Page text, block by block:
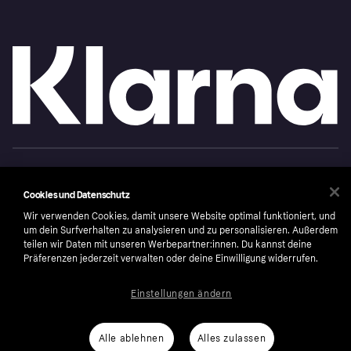
NutzungsbedingungenCookiesKlarna.com
Cookies und Datenschutz
Wir verwenden Cookies, damit unsere Website optimal funktioniert, und
um dein Surfverhalten zu analysieren und zu personalisieren. Außerdem
teilen wir Daten mit unseren Werbepartner:innen. Du kannst deine
Präferenzen jederzeit verwalten oder deine Einwilligung widerrufen.
Alle ablehnen Alles zulassen
Einstellungen ändern